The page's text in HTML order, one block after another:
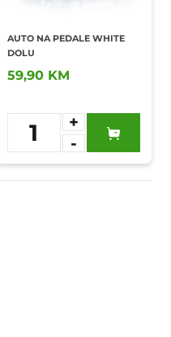
AUTO NA PEDALE WHITE
DOLU
59,90 KM
1
+
-
Dodaj u
omiljene